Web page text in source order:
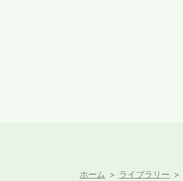
ホーム ライブラリー